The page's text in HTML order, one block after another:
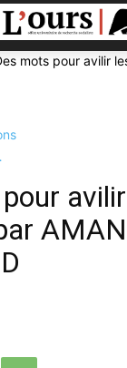
mots pour avilir